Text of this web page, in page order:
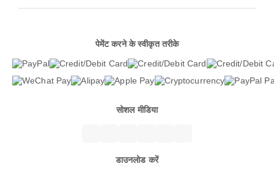
पेमेंट करने के स्वीकृत तरीके
सोशल मीडिया
डाउनलोड करें